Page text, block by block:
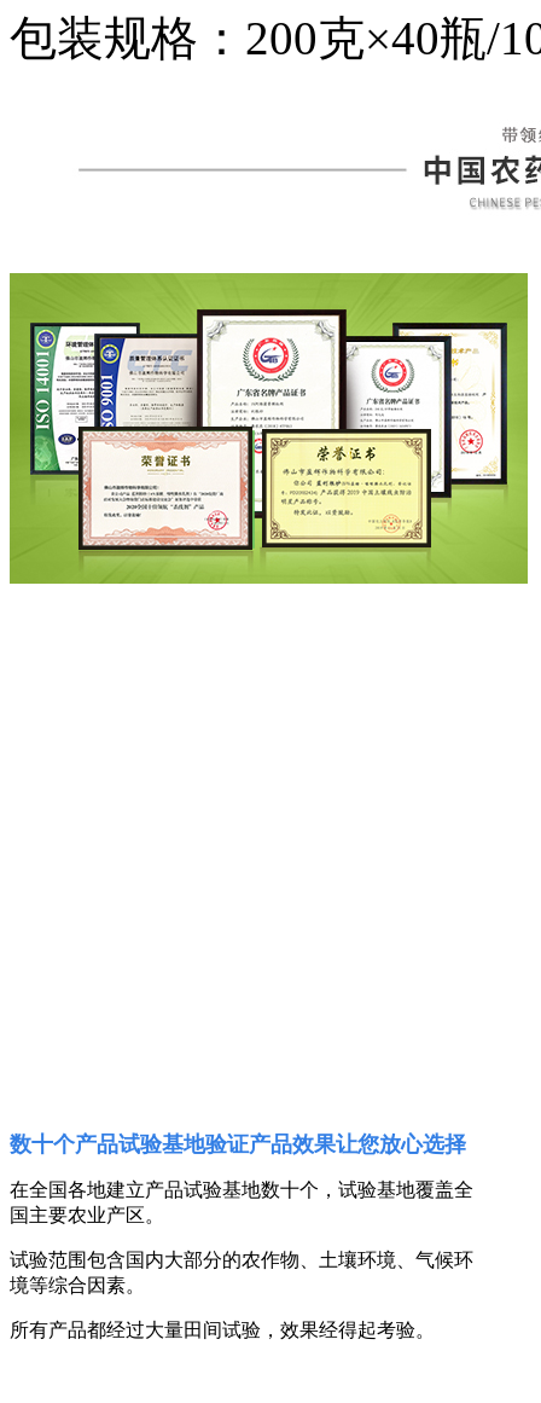
包装规格：200克×40瓶/
数十个产品试验基地验证产品效果让您放心选择
在全国各地建立产品试验基地数十个，试验基地覆盖全
国主要农业产区。
试验范围包含国内大部分的农作物、土壤环境、气候环
境等综合因素。
所有产品都经过大量田间试验，效果经得起考验。